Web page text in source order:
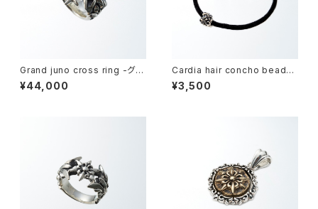
Grand juno cross ring -グラ
ンドジュノークロスリング-
¥44,000
Cardia hair concho beads
-カルディア・ヘアコンチョビー
ズ-
¥3,500